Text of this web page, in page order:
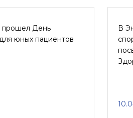
День
юных пациентов
В